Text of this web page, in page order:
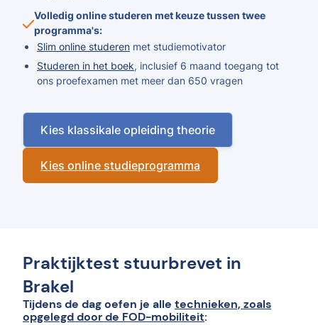
Volledig online studeren met keuze tussen twee
programma's:
Slim online studeren met studiemotivator
Studeren in het boek, inclusief 6 maand toegang tot
ons proefexamen met meer dan 650 vragen
Kies klassikale opleiding theorie
Kies online studieprogramma
Praktijktest stuurbrevet in
Brakel
Tijdens de dag oefen je alle technieken, zoals
opgelegd door de FOD-mobiliteit: